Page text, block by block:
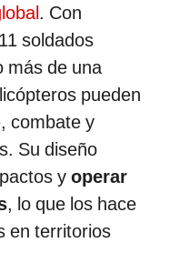
. Con
soldados
más de una
pueden
combate y
Su diseño
y operar
, lo que los hace
en territorios